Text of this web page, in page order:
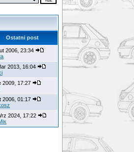
Ostatni post
2006, 23:34
2013, 16:04
2009, 17:27
2006, 01:17
2024, 17:22